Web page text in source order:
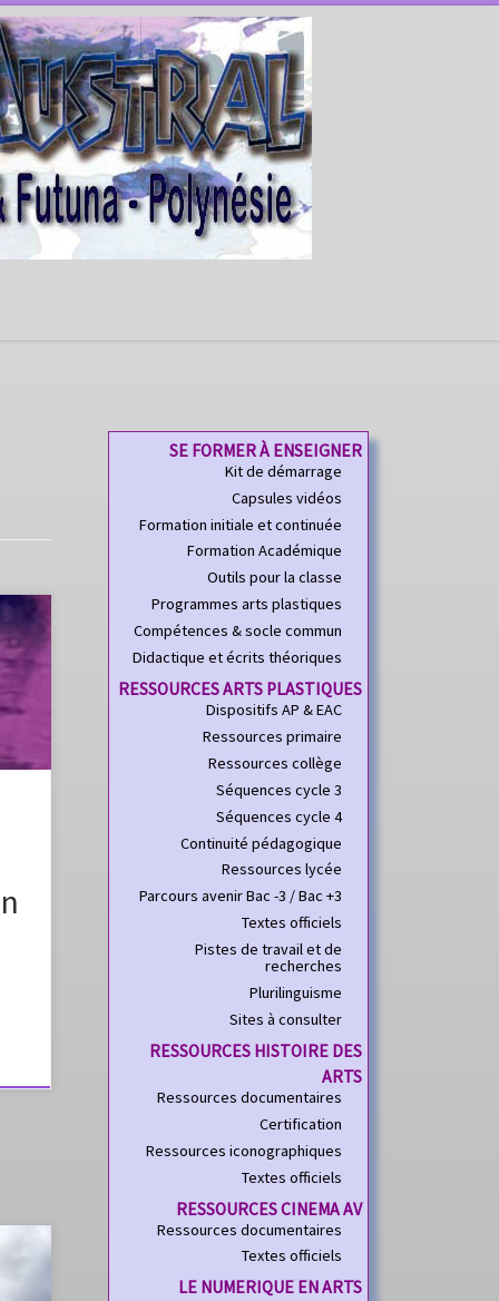
–
SE FORMER À ENSEIGNER
Kit de démarrage
Capsules vidéos
Formation initiale et continuée
Formation Académique
Outils pour la classe
Programmes arts plastiques
Compétences & socle commun
Didactique et écrits théoriques
RESSOURCES ARTS PLASTIQUES
Dispositifs AP & EAC
Ressources primaire
Ressources collège
Séquences cycle 3
Séquences cycle 4
Continuité pédagogique
Ressources lycée
Parcours avenir Bac -3 / Bac +3
Textes officiels
Pistes de travail et de
recherches
Plurilinguisme
Sites à consulter
RESSOURCES HISTOIRE DES
ARTS
Ressources documentaires
Certification
Ressources iconographiques
Textes officiels
RESSOURCES CINEMA AV
Ressources documentaires
Textes officiels
LE NUMERIQUE EN ARTS